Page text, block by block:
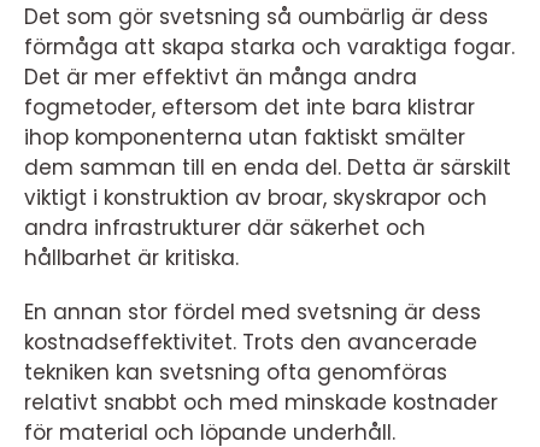
Det som gör svetsning så oumbärlig är dess
förmåga att skapa starka och varaktiga fogar.
Det är mer effektivt än många andra
fogmetoder, eftersom det inte bara klistrar
ihop komponenterna utan faktiskt smälter
dem samman till en enda del. Detta är särskilt
viktigt i konstruktion av broar, skyskrapor och
andra infrastrukturer där säkerhet och
hållbarhet är kritiska.
En annan stor fördel med svetsning är dess
kostnadseffektivitet. Trots den avancerade
tekniken kan svetsning ofta genomföras
relativt snabbt och med minskade kostnader
för material och löpande underhåll.